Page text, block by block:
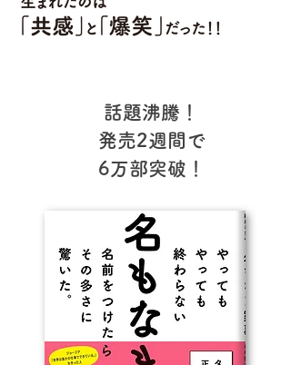
話題沸騰！
発売2週間で
6万部突破！